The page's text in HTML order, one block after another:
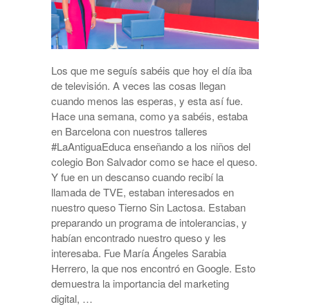
Los que me seguís sabéis que hoy el día iba
de televisión. A veces las cosas llegan
cuando menos las esperas, y esta así fue.
Hace una semana, como ya sabéis, estaba
en Barcelona con nuestros talleres
#LaAntiguaEduca enseñando a los niños del
colegio Bon Salvador como se hace el queso.
Y fue en un descanso cuando recibí la
llamada de TVE, estaban interesados en
nuestro queso Tierno Sin Lactosa. Estaban
preparando un programa de intolerancias, y
habían encontrado nuestro queso y les
interesaba. Fue María Ángeles Sarabia
Herrero, la que nos encontró en Google. Esto
demuestra la importancia del marketing
digital, …